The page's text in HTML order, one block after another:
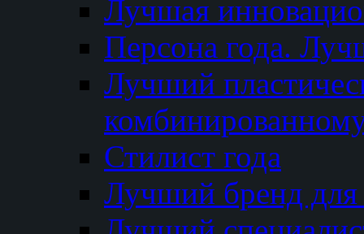
Лучшая
Персона года.
Лучший
Стилист года
Лучший бренд